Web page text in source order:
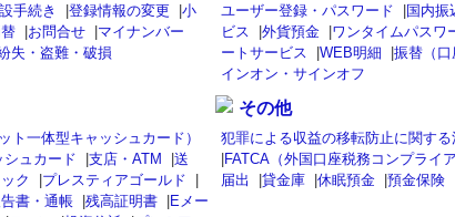
手続き |登録情報の変更 |小
|お問合せ |マイナンバー
失・盗難・破損
ユーザー登録・パスワード |国内振
ビス
|外貨預金 |ワンタイムパスワ
ートサービス
|WEB明細 |振替（口
インオン・サインオフ
一体型キャッシュカード）
シュカード |支店・ATM |送
ク |プレスティアゴールド
|
書・通帳 |残高証明書 |Eメー
その他
犯罪による収益の移転防止に関する
|FATCA（外国口座税務コンプライア
届出
|貸金庫 |休眠預金 |預金保険